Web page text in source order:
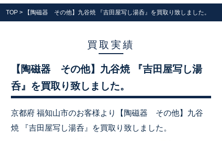
TOP > 【陶磁器 その他】九谷焼 『吉田屋写し湯呑』を買取り致しました。
買取実績
【陶磁器 その他】九谷焼 『吉田屋写し湯
呑』を買取り致しました。
京都府 福知山市のお客様より【陶磁器 その他】九谷
焼 『吉田屋写し湯呑』を買取り致しました。